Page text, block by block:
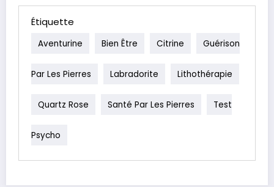
Étiquette
Aventurine Bien Être Citrine Guérison
Par Les Pierres Labradorite Lithothérapie
Quartz Rose Santé Par Les Pierres Test
Psycho